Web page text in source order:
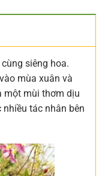
siêng hoa.
mùa xuân và
một mùi thơm dịu
tác nhân bên